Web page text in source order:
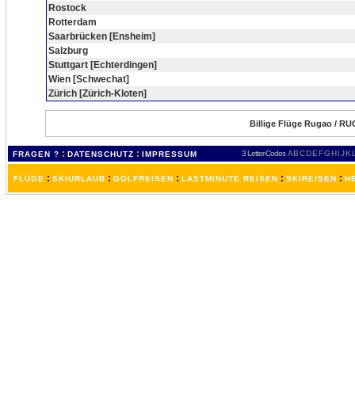
Rostock
Rotterdam
Saarbrücken [Ensheim]
Salzburg
Stuttgart [Echterdingen]
Wien [Schwechat]
Zürich [Zürich-Kloten]
Billige Flüge Rugao /
FRAGEN ? : DATENSCHUTZ : IMPRESSUM 3 Letter-Codes ABCDEFGH IJKL
FLÜGE : SKIURLAUB : GOLFREISEN : LASTMINUTE REISEN : SKIREISEN :